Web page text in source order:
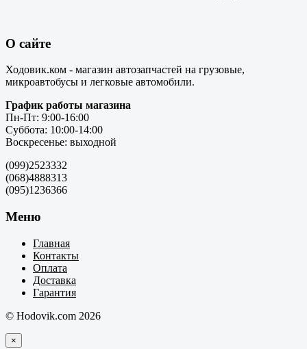
О сайте
Ходовик.ком - магазин автозапчастей на грузовые,
микроавтобусы и легковые автомобили.
График работы магазина
Пн-Пт: 9:00-16:00
Суббота: 10:00-14:00
Воскресенье: выходной
(099)2523332
(068)4888313
(095)1236366
Меню
Главная
Контакты
Оплата
Доставка
Гарантия
© Hodovik.com 2026
×